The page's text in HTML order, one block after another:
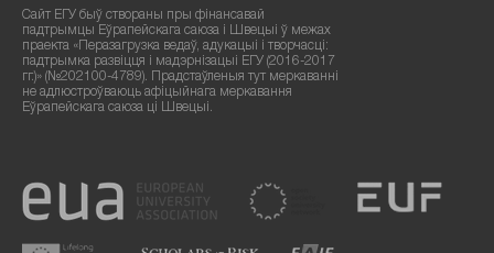
Сайт ЕГУ быў створаны пры фінансавай
падтрымцы Еўрапейскага саюза і Швецыі ў межах
праекта «Перазагрузка ведаў, адукацыі і творчасці:
падтрымка развіцця і мадэрнізацыі ЕГУ (2016-2017
гг.)» (№202100-4789). Прадстаўленыя тут меркаванні
не адлюстроўваюць афіцыйнага меркавання
Еўрапейскага саюза ці Швецыі.